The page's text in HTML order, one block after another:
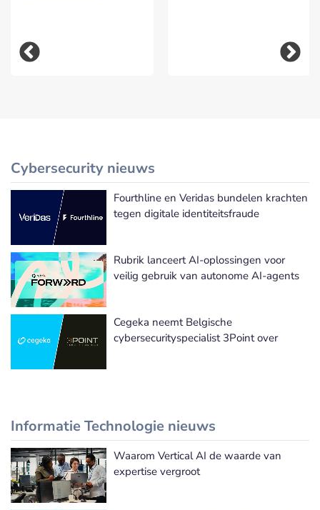
Cybersecurity nieuws
Meer Cybersecurity nieuws
Fourthline en Veridas bundelen krachten
tegen digitale identiteitsfraude
Rubrik lanceert AI-oplossingen voor
veilig gebruik van autonome AI-agents
Cegeka neemt Belgische
cybersecurityspecialist 3Point over
Informatie Technologie nieuws
Meer Informatie Technologie nieuws
Waarom Vertical AI de waarde van
expertise vergroot